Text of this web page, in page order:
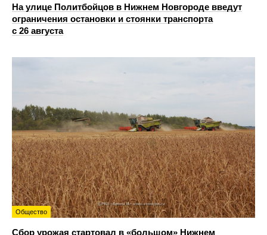
На улице Политбойцов в Нижнем Новгороде введут
ограничения остановки и стоянки транспорта
с 26 августа
Общество
Сбор урожая стартовал в «большом» Нижнем